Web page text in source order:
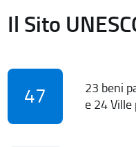
Il Sito
47
23 beni
e 24